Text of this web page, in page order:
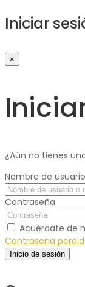
Iniciar
×
¿Aún no tienes
Nombre de
Contraseña
Acuérdate de
Contraseña
Inicio de sesión